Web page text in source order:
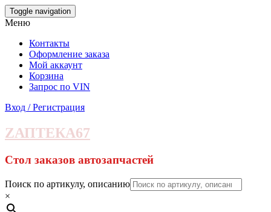
Skip
to
content
Toggle navigation
Меню
Контакты
Оформление заказа
Мой аккаунт
Корзина
Запрос по VIN
Вход / Регистрация
ZАПТЕКА67
Стол заказов автозапчастей
Поиск по артикулу, описанию
×